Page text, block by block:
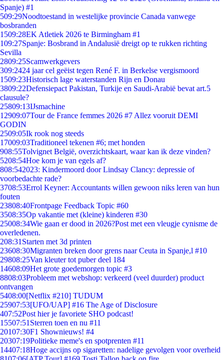
Spanje) #1
509:29Noodtoestand in westelijke provincie Canada vanwege
bosbranden
1509:28EK Atletiek 2026 te Birmingham #1
109:27Spanje: Bosbrand in Andalusië dreigt op te rukken richting
Sevilla
2809:25Scamwerkgevers
309:2424 jaar cel geëist tegen René F. in Berkelse vergismoord
1509:23Historisch lage waterstanden Rijn en Donau
3809:22Defensiepact Pakistan, Turkije en Saudi-Arabië bevat art.5
clausule?
25809:13IJsmachine
12909:07Tour de France femmes 2026 #7 Allez vooruit DEMI
GODIN
2509:05Ik rook nog steeds
17009:03Traditioneel tekenen #6; met honden
908:55Tolvignet België, overzichtskaart, waar kan ik deze vinden?
5208:54Hoe kom je van egels af?
808:542023: Kindermoord door Lindsay Clancy: depressie of
voorbedachte rade?
3708:53Errol Keyner: Accountants willen gewoon niks leren van hun
fouten
23808:40Frontpage Feedback Topic #60
3508:35Op vakantie met (kleine) kinderen #30
25008:34Wie gaan er dood in 2026?Post met een vleugje cynisme de
overledenen.
208:31 Starten met 3d printen
23608:30Migranten breken door grens naar Ceuta in Spanje,l #10
29808:25Van kleuter tot puber deel 184
14608:09Het grote goedemorgen topic #3
8808:03Probleem met webshop: verkeerd (veel duurder) product
ontvangen
5408:00[Netflix #210] TUDUM
25907:53[UFO/UAP] #16 The Age of Disclosure
407:52Post hier je favoriete SHO podcast!
15507:51 Sterren toen en nu #11
20107:30F1 Shownieuws! #4
20307:19Politieke meme's en spotprenten #11
14407:18Hoge accijns op sigaretten: nadelige gevolgen voor overheid